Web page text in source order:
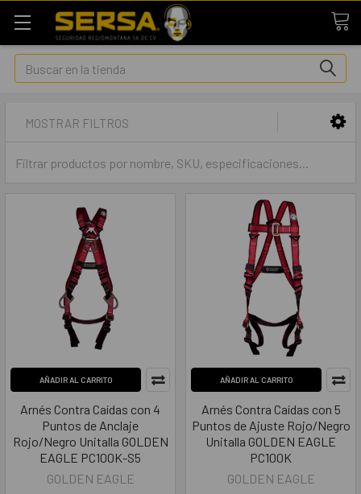
Buscar
MOSTRAR FILTROS
AÑADIR AL CARRITO
Arnés Contra Caídas con 4
Puntos de Anclaje
Rojo/Negro Unitalla GOLDEN
EAGLE PC100K-S5
GOLDEN EAGLE
AÑADIR AL CARRITO
Arnés Contra Caídas con 5
Puntos de Ajuste Rojo/Negro
Unitalla GOLDEN EAGLE
PC100K
GOLDEN EAGLE